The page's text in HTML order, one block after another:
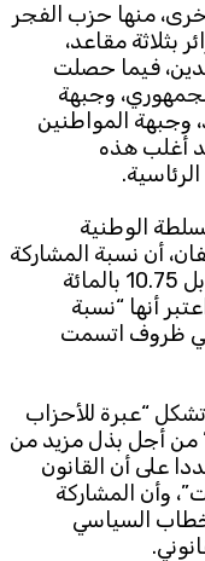
منها حزب الفجر
بثلاثة مقاعد،
فيما حصلت
وجبهة
وجبهة المواطنين
أغلب هذه
الوطنية
أن نسبة المشاركة
داخل الوطن بلغت 21.24 بالمائة، مقابل 10.75 بالمائة
أنها “نسبة
في ظروف اتسمت
“عبرة للأحزاب
من أجل بذل مزيد من
على أن القانون
وأن المشاركة
السياسي